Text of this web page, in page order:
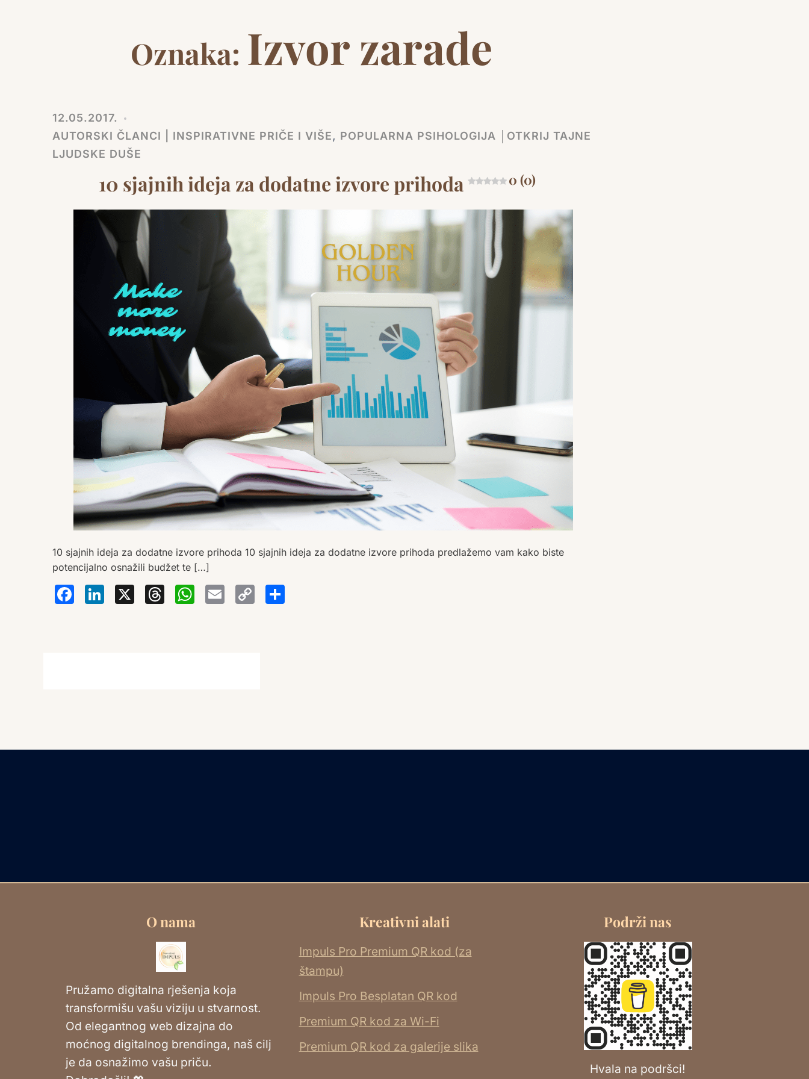
Oznaka: Izvor zarade
12.05.2017.
AUTORSKI ČLANCI | INSPIRATIVNE PRIČE I VIŠE, POPULARNA PSIHOLOGIJA │OTKRIJ TAJNE
LJUDSKE DUŠE
10 sjajnih ideja za dodatne izvore prihoda 0 (0)
10 sjajnih ideja za dodatne izvore prihoda 10 sjajnih ideja za dodatne izvore prihoda predlažemo vam kako biste
potencijalno osnažili budžet te […]
Facebook
LinkedIn
X Threads
WhatsApp
EmailCopy
Link
O nama
Pružamo digitalna rješenja koja
transformišu vašu viziju u stvarnost.
Od elegantnog web dizajna do
moćnog digitalnog brendinga, naš cilj
je da osnažimo vašu priču.
Kreativni alati
Impuls Pro Premium QR kod (za
štampu)
Impuls Pro Besplatan QR kod
Premium QR kod za Wi-Fi
Premium QR kod za galerije slika
Podrži nas
Hvala na podršci!